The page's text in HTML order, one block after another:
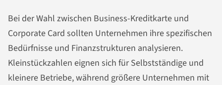
Bei der Wahl zwischen Business-Kreditkarte und
Corporate Card sollten Unternehmen ihre spezifischen
Bedürfnisse und Finanzstrukturen analysieren.
Kleinstückzahlen eignen sich für Selbstständige und
kleinere Betriebe, während größere Unternehmen mit